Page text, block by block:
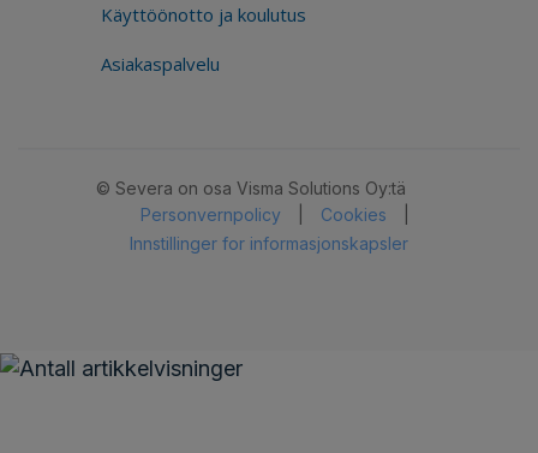
Käyttöönotto ja koulutus
Asiakaspalvelu
© Severa on osa Visma Solutions Oy:tä
Personvernpolicy
Cookies
Innstillinger for informasjonskapsler